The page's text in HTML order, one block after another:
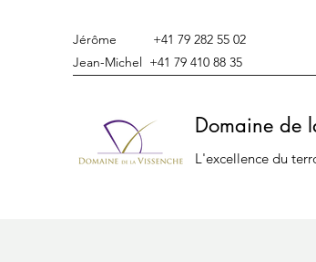
Jérôme +41 79 282 55 02
Jean-Michel +41 79 410 88 35
Domaine de
L'excellence du